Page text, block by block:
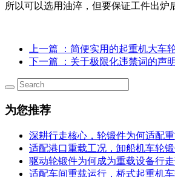
所以可以选用油淬，但要保证工件出炉
上一篇
：简便实用的起重机大车
下一篇
：关于极限化违禁词的声明
为您推荐
深耕行走核心，轮锻件为何适配
适配港口重载工况，卸船机车轮
驱动轮锻件为何成为重载设备行
适配车间重载运行，桥式起重机